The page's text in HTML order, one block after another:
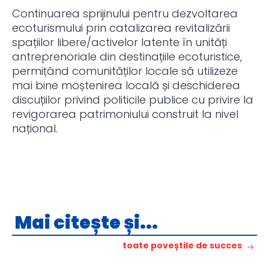
Continuarea sprijinului pentru dezvoltarea
ecoturismului prin catalizarea revitalizării
spațiilor libere/activelor latente în unități
antreprenoriale din destinațiile ecoturistice,
permițând comunităților locale să utilizeze
mai bine moștenirea locală și deschiderea
discuțiilor privind politicile publice cu privire la
revigorarea patrimoniului construit la nivel
național.
Mai citește și...
toate poveștile de succes